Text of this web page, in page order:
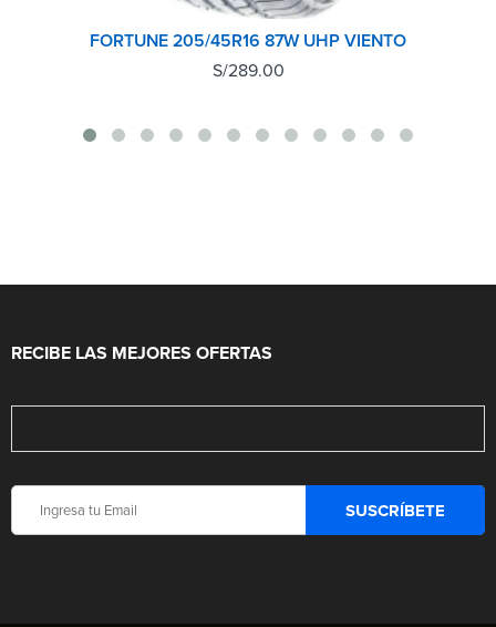
FORTUNE 205/45R16 87W UHP VIENTO
S/289.00
RECIBE LAS MEJORES OFERTAS